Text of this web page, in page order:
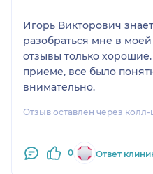
Игорь Викторович
разобраться мне в
отзывы только
приеме, все было
внимательно.
Отзыв оставлен через колл-
0 Ответ